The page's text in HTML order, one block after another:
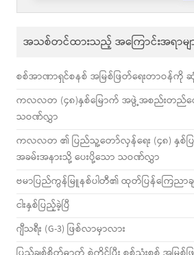
အသစ်တင်ထားသည့် အကြောင်းအရာမျ
စစ်အာဏာရှင်စနစ် အမြစ်ဖြတ်ရေးတာဝန်ကို
ကလလတ (၄၈)နှစ်မြောက် အဖွဲ့အစည်းတည်ထ
သဝဏ်လွှာ
ကလလတ ၏ ပြည်သူ့တော်လှန်ရေး (၄၈) နှစ်
အခမ်းအနားသို့ ပေးပို့သော သဝဏ်လွှာ
ဗမာပြည်ကွန်မြူနစ်ပါတီ၏ ထုတ်ပြန်ကြေညာ
ငါးနှစ်ပြည့်ခဲ့ပြီ
ဂျီသရီး (G-3) ဖြစ်လာမှာလား